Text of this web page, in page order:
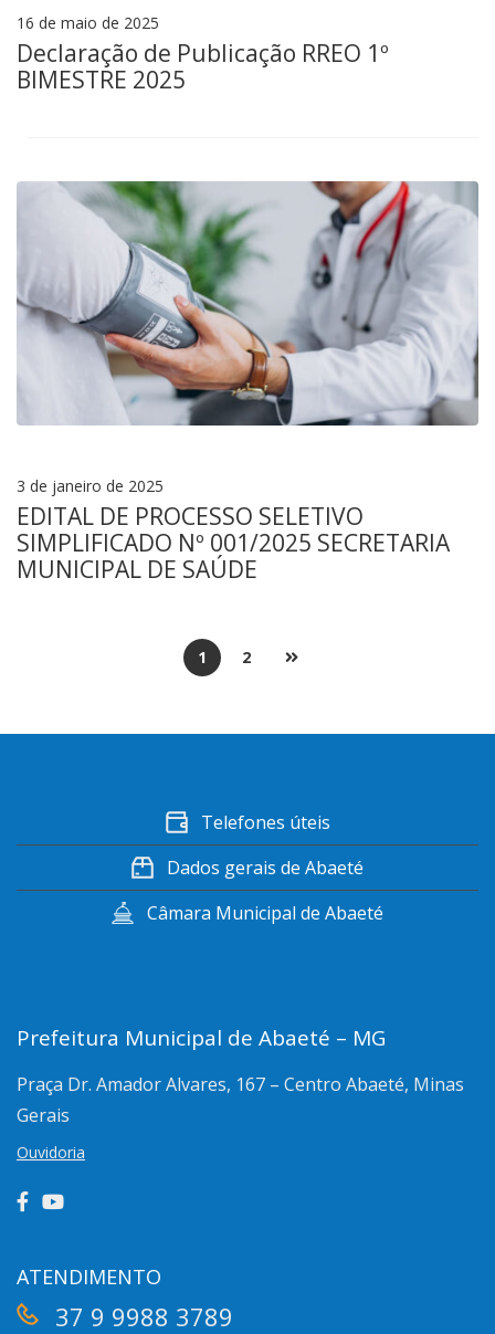
16 de maio de 2025
Declaração de Publicação RREO 1º
BIMESTRE 2025
3 de janeiro de 2025
EDITAL DE PROCESSO SELETIVO
SIMPLIFICADO Nº 001/2025 SECRETARIA
MUNICIPAL DE SAÚDE
1 2
Telefones úteis
Dados gerais de Abaeté
Câmara Municipal de Abaeté
Prefeitura Municipal de Abaeté – MG
Praça Dr. Amador Alvares, 167 – Centro Abaeté, Minas
Gerais
Ouvidoria
ATENDIMENTO
37 9 9988 3789